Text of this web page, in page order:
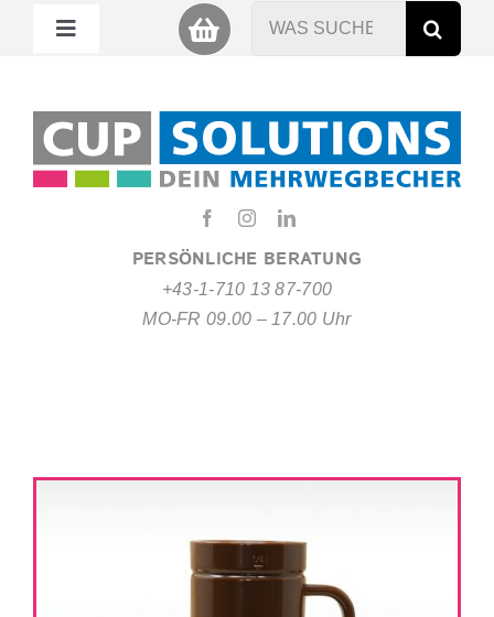
PERSÖNLICHE BERATUNG
+43-1-710 13 87-700
MO-FR 09.00 – 17.00 Uhr
Toggle
Miet Cup
Nachhaltigkeit
Suche